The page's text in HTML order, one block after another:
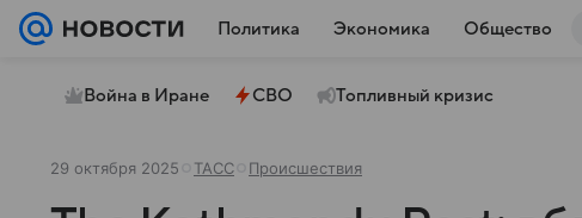
Политика Экономика Общество
Война в Иране СВО Топливный кризис
29 октября 2025 ТАСС Происшествия